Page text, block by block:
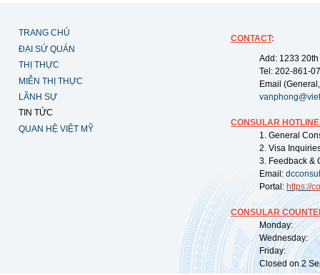
TRANG CHỦ
ĐẠI SỨ QUÁN
THỊ THỰC
MIỄN THỊ THỰC
LÃNH SỰ
TIN TỨC
QUAN HỆ VIỆT MỸ
CONTACT:
Add: 1233
Tel: 202-861-
Email
CONSULAR
1. General
2. Visa
3. Feedback &
Email:
Portal: https://
CONSULAR
Monday:
Wednesday:
Friday:
Closed on 2